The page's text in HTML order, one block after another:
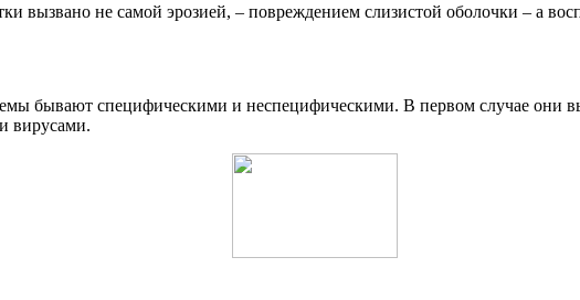
вызвано не самой эрозией, – повреждением слизистой оболочки – а
бывают специфическими и неспецифическими. В первом случае они
вирусами.